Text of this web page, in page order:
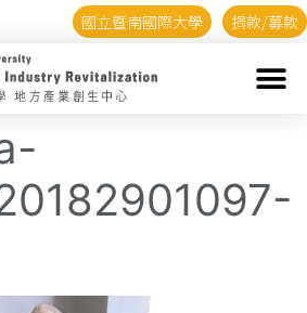
國立暨南國際大學 捐款/募款